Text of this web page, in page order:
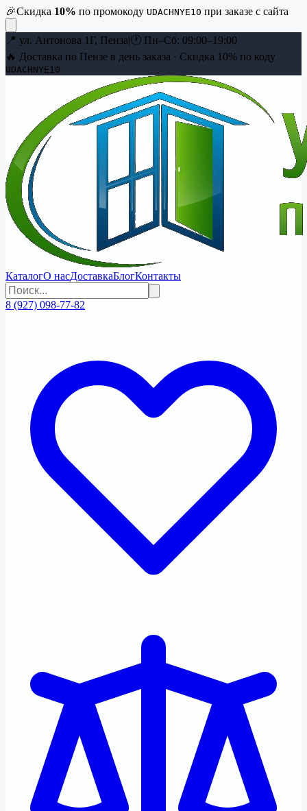
🎉Скидка 10% по промокоду UDACHNYE10 при заказе с сайта
📍 ул. Антонова 1Г, Пенза|🕐 Пн–Сб: 09:00–19:00
🔥 Доставка по Пензе в день заказа · Скидка 10% по коду
UDACHNYE10
КаталогО насДоставкаБлогКонтакты
8 (927) 098-77-82